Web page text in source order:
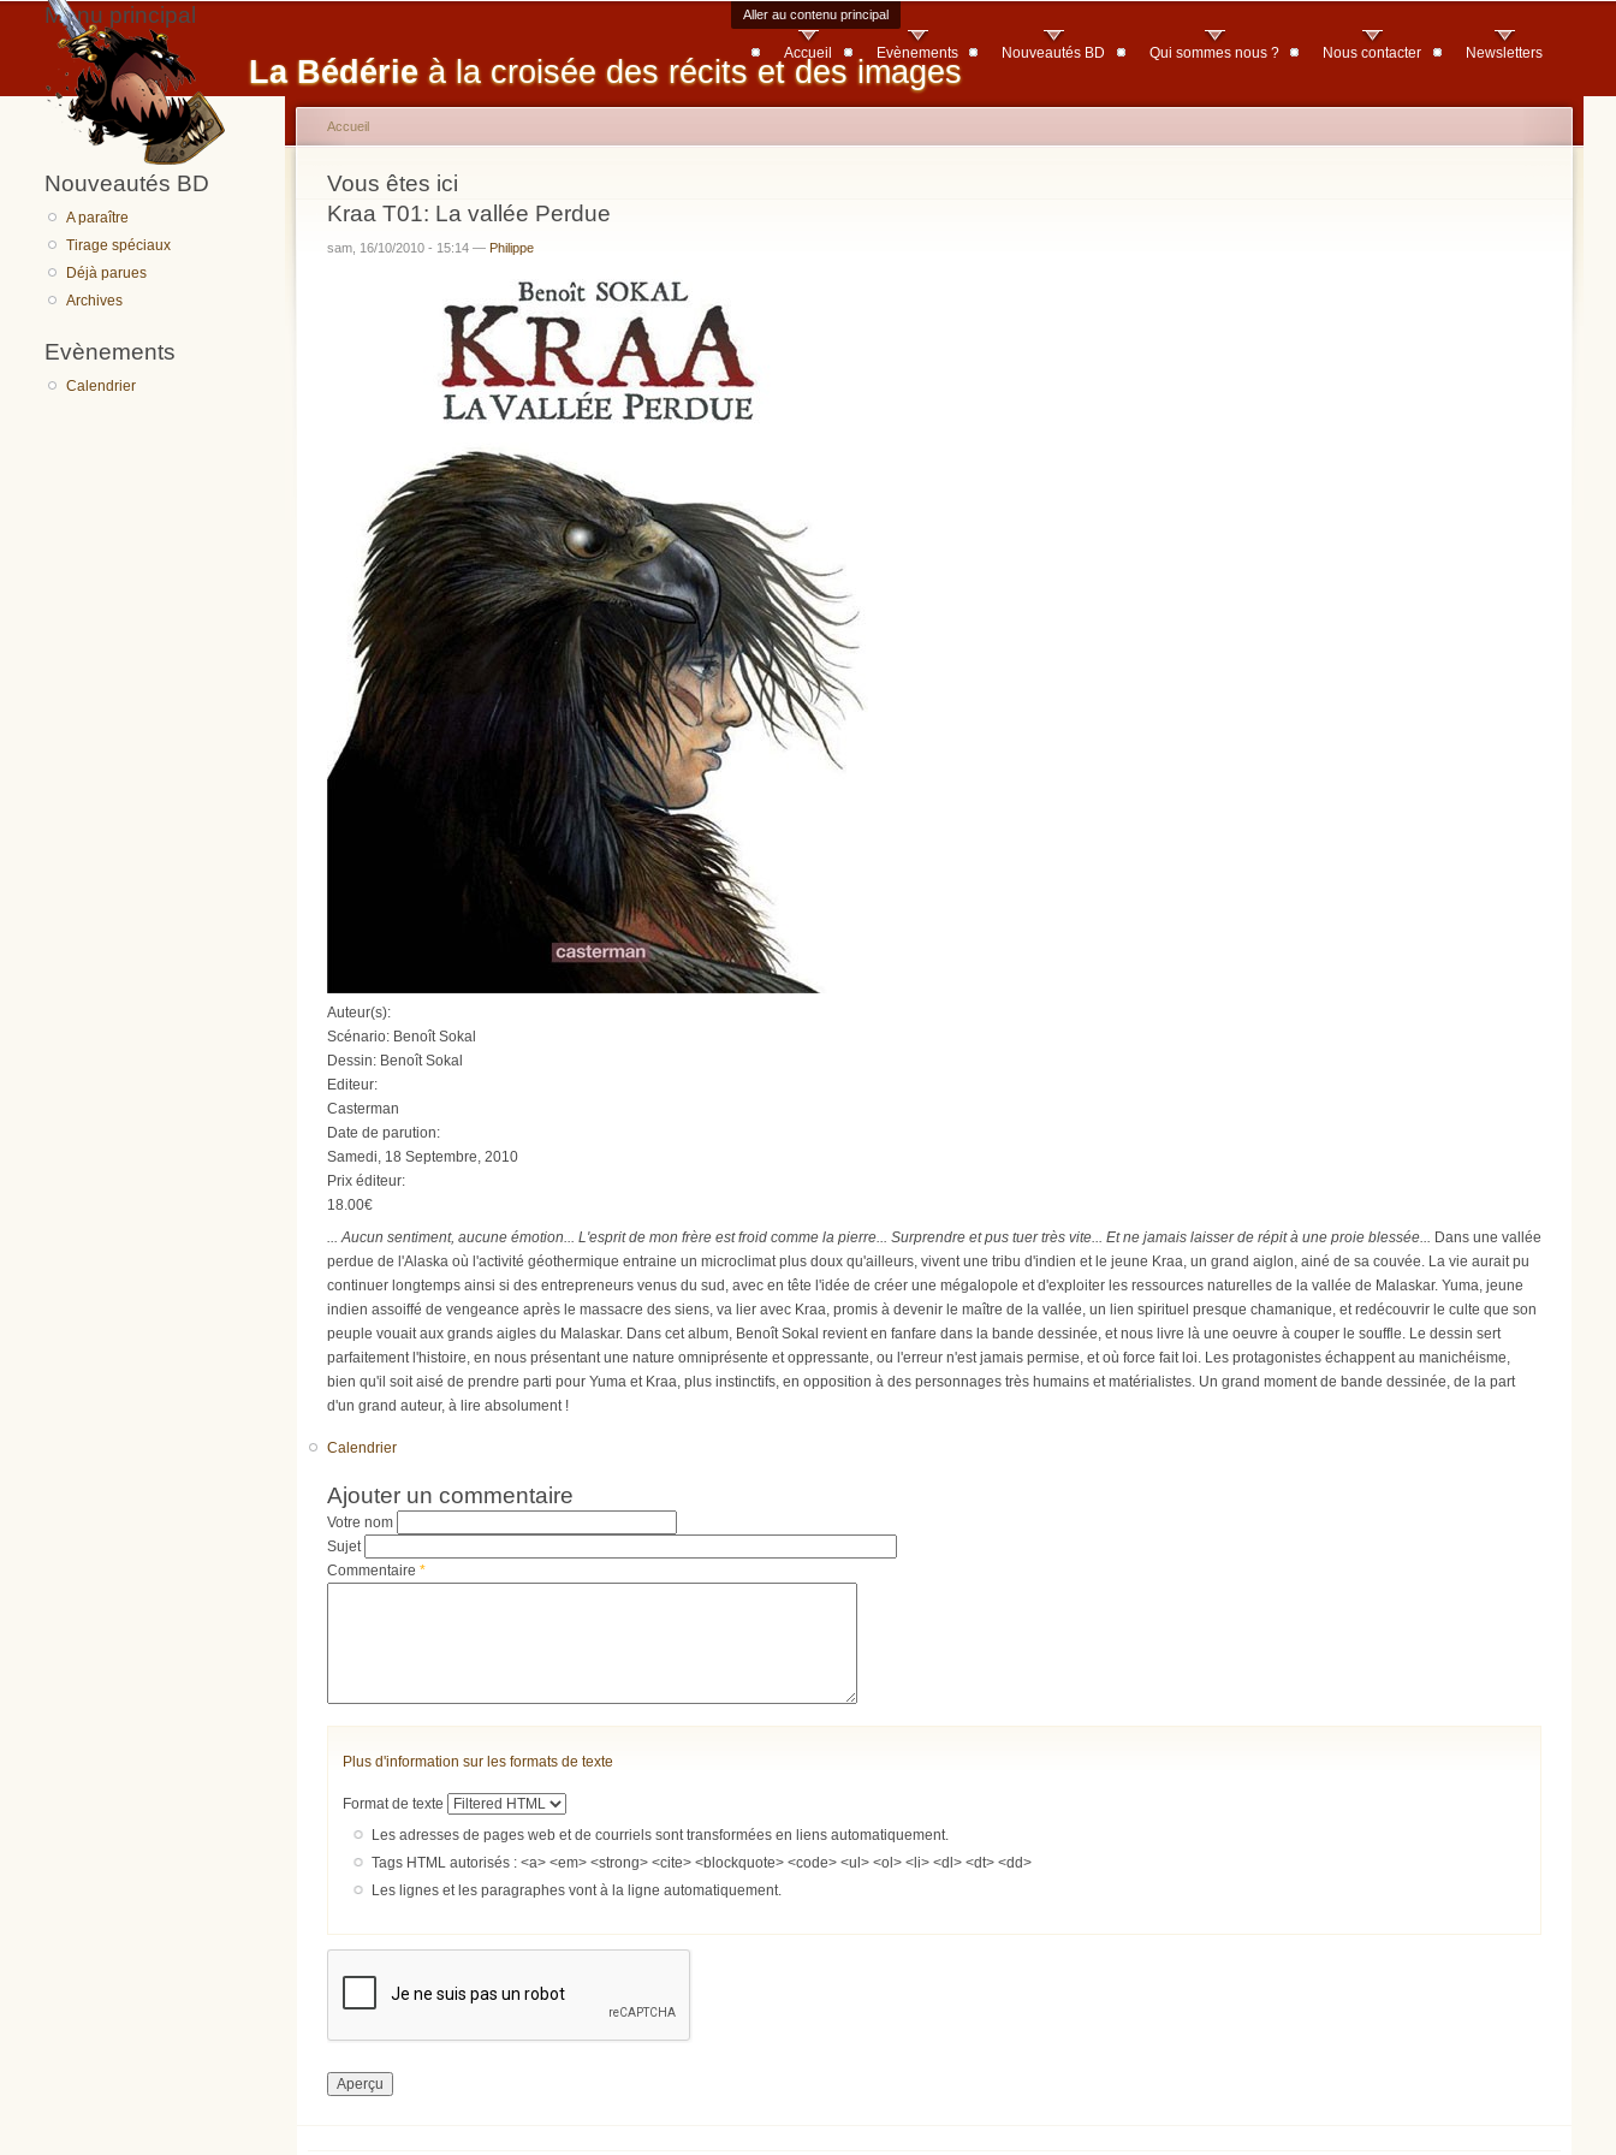
Aller au contenu principal
La Bédérie à la croisée des récits et des images
Menu principal
Accueil Evènements Nouveautés BD Qui sommes nous ? Nous contacter Newsletters
Nouveautés BD
A paraître
Tirage spéciaux
Déjà parues
Archives
Evènements
Calendrier
Vous êtes ici
Accueil
Kraa T01: La vallée Perdue
sam, 16/10/2010 - 15:14 — Philippe
Auteur(s):
Scénario: Benoît Sokal
Dessin: Benoît Sokal
Editeur:
Casterman
Date de parution:
Samedi, 18 Septembre, 2010
Prix éditeur:
18.00€
... Aucun sentiment, aucune émotion... L'esprit de mon frère est froid comme la pierre... Surprendre et pus tuer très vite... Et ne jamais laisser de répit à une proie blessée... Dans une vallée
perdue de l'Alaska où l'activité géothermique entraine un microclimat plus doux qu'ailleurs, vivent une tribu d'indien et le jeune Kraa, un grand aiglon, ainé de sa couvée. La vie aurait pu
continuer longtemps ainsi si des entrepreneurs venus du sud, avec en tête l'idée de créer une mégalopole et d'exploiter les ressources naturelles de la vallée de Malaskar. Yuma, jeune
indien assoiffé de vengeance après le massacre des siens, va lier avec Kraa, promis à devenir le maître de la vallée, un lien spirituel presque chamanique, et redécouvrir le culte que son
peuple vouait aux grands aigles du Malaskar. Dans cet album, Benoît Sokal revient en fanfare dans la bande dessinée, et nous livre là une oeuvre à couper le souffle. Le dessin sert
parfaitement l'histoire, en nous présentant une nature omniprésente et oppressante, ou l'erreur n'est jamais permise, et où force fait loi. Les protagonistes échappent au manichéisme,
bien qu'il soit aisé de prendre parti pour Yuma et Kraa, plus instinctifs, en opposition à des personnages très humains et matérialistes. Un grand moment de bande dessinée, de la part
d'un grand auteur, à lire absolument !
Calendrier
Ajouter un commentaire
Votre nom
Sujet
Commentaire *
Plus d'information sur les formats de texte
Format de texte
Les adresses de pages web et de courriels sont transformées en liens automatiquement.
Tags HTML autorisés : <a> <em> <strong> <cite> <blockquote> <code> <ul> <ol> <li> <dl> <dt> <dd>
Les lignes et les paragraphes vont à la ligne automatiquement.